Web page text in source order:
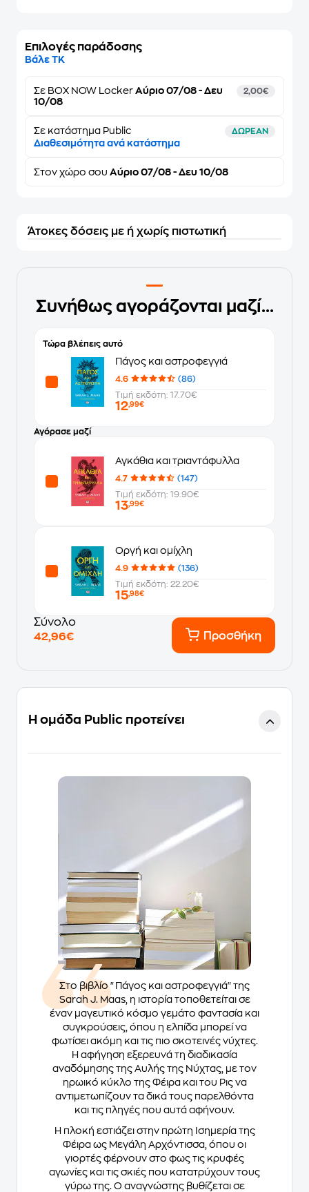
Επιλογές παράδοσης
Βάλε ΤΚ
Σε BOX NOW Locker Αύριο 07/08 - Δευ
10/08
2,00€
Σε κατάστημα Public ΔΩΡΕΑΝ
Διαθεσιμότητα ανά κατάστημα
Στον χώρο σου Αύριο 07/08 - Δευ 10/08
Άτοκες δόσεις με ή χωρίς πιστωτική
Συνήθως αγοράζονται μαζί...
Τώρα βλέπεις αυτό
Πάγος και αστροφεγγιά
4.6
(86)
Τιμή εκδότη: 17.70€
12,99€
Αγόρασε μαζί
Αγκάθια και τριαντάφυλλα
4.7
(147)
Τιμή εκδότη: 19.90€
13,99€
Οργή και ομίχλη
4.9
(136)
Τιμή εκδότη: 22.20€
15,98€
Σύνολο
42,96€
Προσθήκη
Η ομάδα Public προτείνει
Στο βιβλίο "Πάγος και αστροφεγγιά" της
Sarah J. Maas, η ιστορία τοποθετείται σε
έναν μαγευτικό κόσμο γεμάτο φαντασία και
συγκρούσεις, όπου η ελπίδα μπορεί να
φωτίσει ακόμη και τις πιο σκοτεινές νύχτες.
Η αφήγηση εξερευνά τη διαδικασία
αναδόμησης της Αυλής της Νύχτας, με τον
ηρωικό κύκλο της Φέιρα και του Ρις να
αντιμετωπίζουν τα δικά τους παρελθόντα
και τις πληγές που αυτά αφήνουν.
Η πλοκή εστιάζει στην πρώτη Ισημερία της
Φέιρα ως Μεγάλη Αρχόντισσα, όπου οι
γιορτές φέρνουν στο φως τις κρυφές
αγωνίες και τις σκιές που κατατρύχουν τους
γύρω της. Ο αναγνώστης βυθίζεται σε